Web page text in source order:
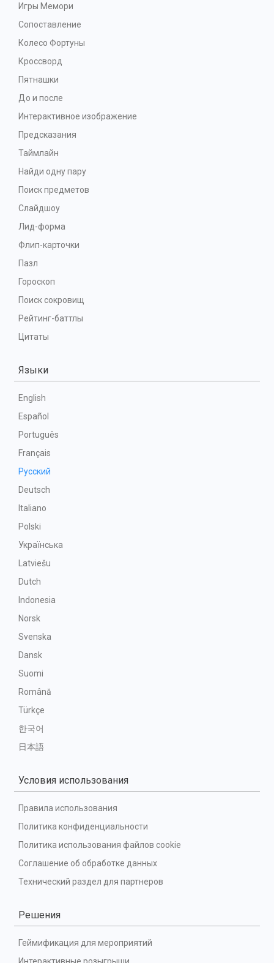
Игры Мемори
Сопоставление
Колесо Фортуны
Кроссворд
Пятнашки
До и после
Интерактивное изображение
Предсказания
Таймлайн
Найди одну пару
Поиск предметов
Слайдшоу
Лид-форма
Флип-карточки
Пазл
Гороскоп
Поиск сокровищ
Рейтинг-баттлы
Цитаты
Языки
English
Español
Português
Français
Русский
Deutsch
Italiano
Polski
Українська
Latviešu
Dutch
Indonesia
Norsk
Svenska
Dansk
Suomi
Română
Türkçe
한국어
日本語
Условия использования
Правила использования
Политика конфиденциальности
Политика использования файлов cookie
Соглашение об обработке данных
Технический раздел для партнеров
Решения
Геймификация для мероприятий
Интерактивные розыгрыши